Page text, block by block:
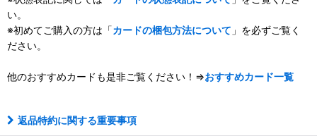
い。
※初めてご購入の方は「カードの梱包方法について 」を必ずご覧く
ださい。
他のおすすめカードも是非ご覧ください！⇒おすすめカード一覧
返品特約に関する重要事項